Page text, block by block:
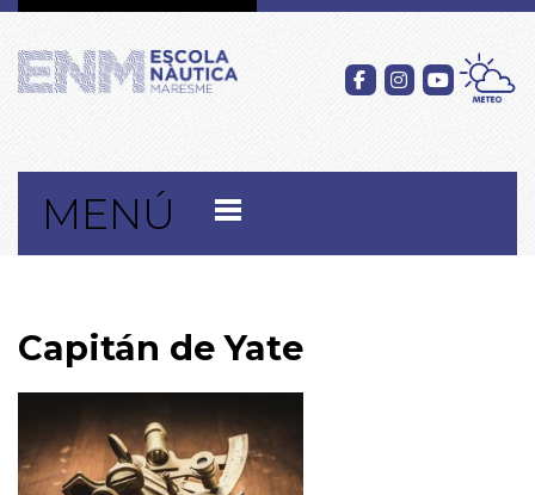
MENÚ
Capitán de Yate